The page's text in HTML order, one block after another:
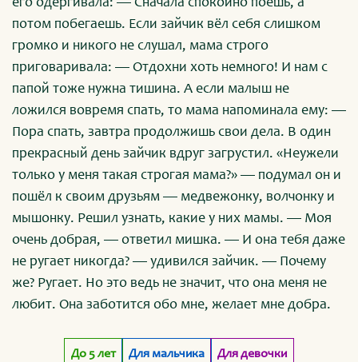
потом побегаешь. Если зайчик вёл себя слишком
громко и никого не слушал, мама строго
приговаривала: — Отдохни хоть немного! И нам с
папой тоже нужна тишина. А если малыш не
ложился вовремя спать, то мама напоминала ему: —
Пора спать, завтра продолжишь свои дела. В один
прекрасный день зайчик вдруг загрустил. «Неужели
только у меня такая строгая мама?» — подумал он и
пошёл к своим друзьям — медвежонку, волчонку и
мышонку. Решил узнать, какие у них мамы. — Моя
очень добрая, — ответил мишка. — И она тебя даже
не ругает никогда? — удивился зайчик. — Почему
же? Ругает. Но это ведь не значит, что она меня не
любит. Она заботится обо мне, желает мне добра.
До 5 лет Для мальчика
Для девочки